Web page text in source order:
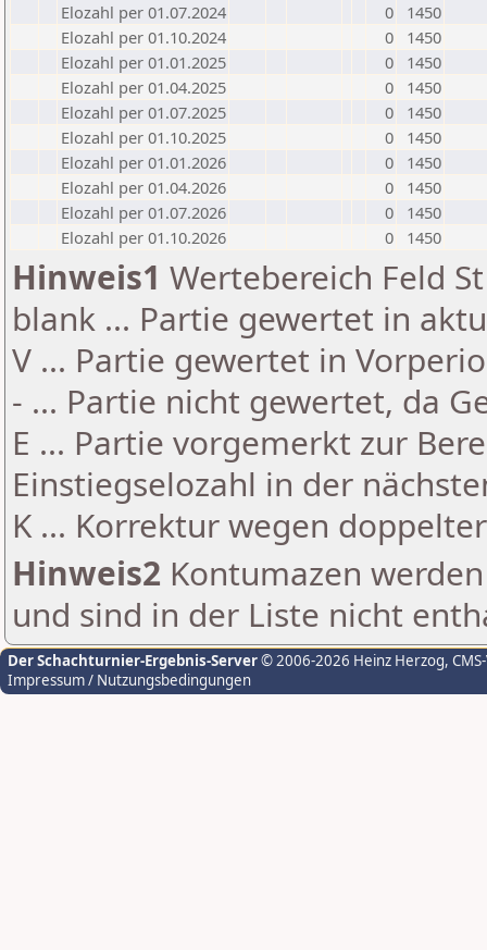
Elozahl per 01.07.2024
0
1450
Elozahl per 01.10.2024
0
1450
Elozahl per 01.01.2025
0
1450
Elozahl per 01.04.2025
0
1450
Elozahl per 01.07.2025
0
1450
Elozahl per 01.10.2025
0
1450
Elozahl per 01.01.2026
0
1450
Elozahl per 01.04.2026
0
1450
Elozahl per 01.07.2026
0
1450
Elozahl per 01.10.2026
0 1450
Hinweis1 Wertebereich Feld
blank ... Partie gewertet in
V ... Partie gewertet in
- ... Partie nicht gewertet, da
E ... Partie vorgemerkt zur
Einstiegselozahl in der
K ... Korrektur wegen
Hinweis2 Kontumazen
und sind in der Liste nicht
Der Schachturnier-Ergebnis-Server© 2006-2026 Heinz Herzog,
Impressum / Nutzungsbedingungen